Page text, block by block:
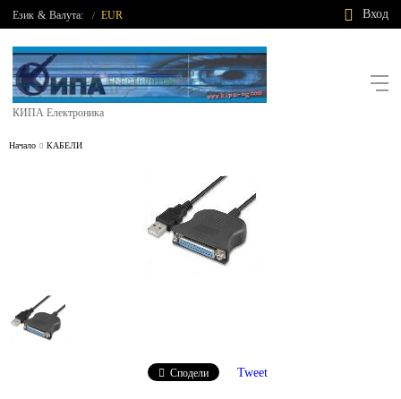
Език & Валута: / EUR Вход
КИПА Електроника
Начало КАБЕЛИ
Сподели Tweet